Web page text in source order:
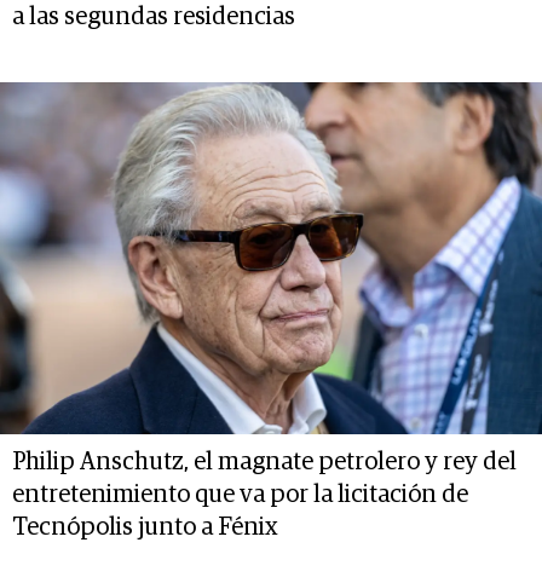
a las segundas residencias
Philip Anschutz, el magnate petrolero y rey del
entretenimiento que va por la licitación de
Tecnópolis junto a Fénix